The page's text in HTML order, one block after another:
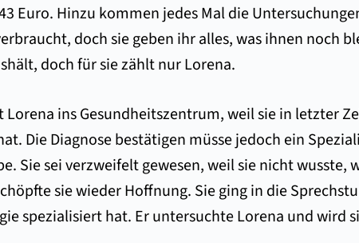
Euro. Hinzu kommen jedes Mal die
doch sie geben ihr alles, was ihnen noch
doch für sie zählt nur Lorena.
ins Gesundheitszentrum, weil sie in letzter
Die Diagnose bestätigen müsse jedoch ein
Sie sei verzweifelt gewesen, weil sie nicht wusste,
sie wieder Hoffnung. Sie ging in die
spezialisiert hat. Er untersuchte Lorena und wird